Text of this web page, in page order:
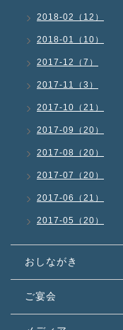
2018-02（12）
2018-01（10）
2017-12（7）
2017-11（3）
2017-10（21）
2017-09（20）
2017-08（20）
2017-07（20）
2017-06（21）
2017-05（20）
おしながき
ご宴会